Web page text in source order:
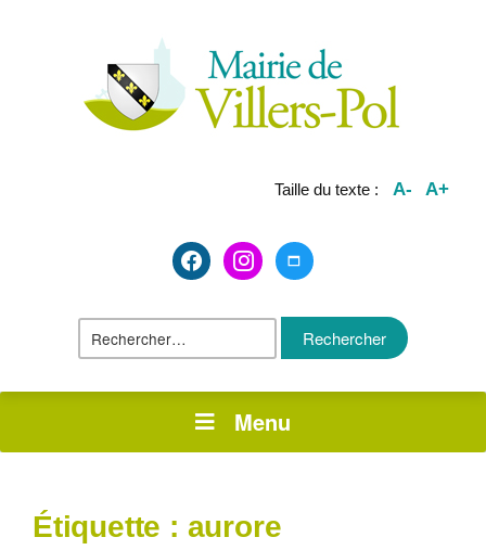
Taille du texte : A- A+
facebook2instagrammaximize
Rechercher :
Menu
Étiquette : aurore